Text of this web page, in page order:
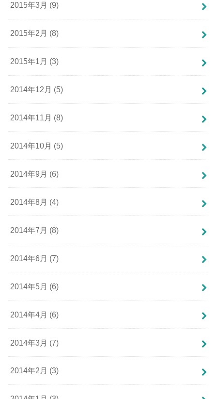
2015年3月 (9)
2015年2月 (8)
2015年1月 (3)
2014年12月 (5)
2014年11月 (8)
2014年10月 (5)
2014年9月 (6)
2014年8月 (4)
2014年7月 (8)
2014年6月 (7)
2014年5月 (6)
2014年4月 (6)
2014年3月 (7)
2014年2月 (3)